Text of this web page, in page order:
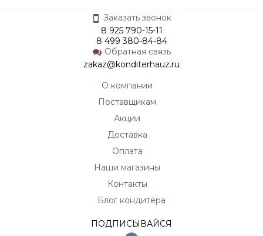
Заказать звонок
8 925 790-15-11
8 499 380-84-84
Обратная связь
zakaz@konditerhauz.ru
О компании
Поставщикам
Акции
Доставка
Оплата
Наши магазины
Контакты
Блог кондитера
ПОДПИСЫВАЙСЯ